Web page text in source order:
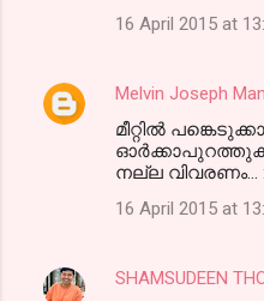
16 April 2015 at
Melvin Joseph
മീറ്റിൽ
നല്ല വിവരണം...
16 April 2015 at
SHAMSUDEEN